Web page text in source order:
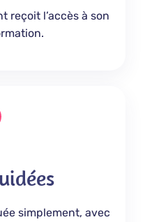
reçoit l’accès à son
simplement, avec